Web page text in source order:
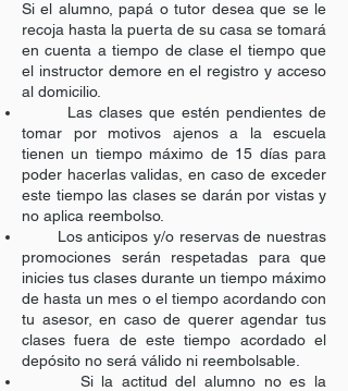
Si el alumno, papá o tutor desea que se le
recoja hasta la puerta de su casa se tomará
en cuenta a tiempo de clase el tiempo que
el instructor demore en el registro y acceso
al domicilio.
Las clases que estén pendientes de
tomar por motivos ajenos a la escuela
tienen un tiempo máximo de 15 días para
poder hacerlas validas, en caso de exceder
este tiempo las clases se darán por vistas y
no aplica reembolso.
Los anticipos y/o reservas de nuestras
promociones serán respetadas para que
inicies tus clases durante un tiempo máximo
de hasta un mes o el tiempo acordando con
tu asesor, en caso de querer agendar tus
clases fuera de este tiempo acordado el
depósito no será válido ni reembolsable.
Si la actitud del alumno no es la